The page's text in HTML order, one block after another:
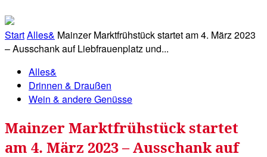
StartAlles& Mainzer Marktfrühstück startet am 4. März 2023
– Ausschank auf Liebfrauenplatz und...
Alles&
Drinnen & Draußen
Wein & andere Genüsse
Mainzer Marktfrühstück startet
am 4. März 2023 – Ausschank auf